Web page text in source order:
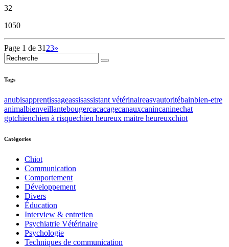
32
1050
Page 1 de 31 23»
Tags
anubisapprentissageassisassistant vétérinaireasvautoritébainbien-etre
animalbienveillantebougercacacagecanauxcanincaninechat
gptchienchien à risquechien heureux maitre heureuxchiot
Catégories
Chiot
Communication
Comportement
Développement
Divers
Éducation
Interview & entretien
Psychiatrie Vétérinaire
Psychologie
Techniques de communication